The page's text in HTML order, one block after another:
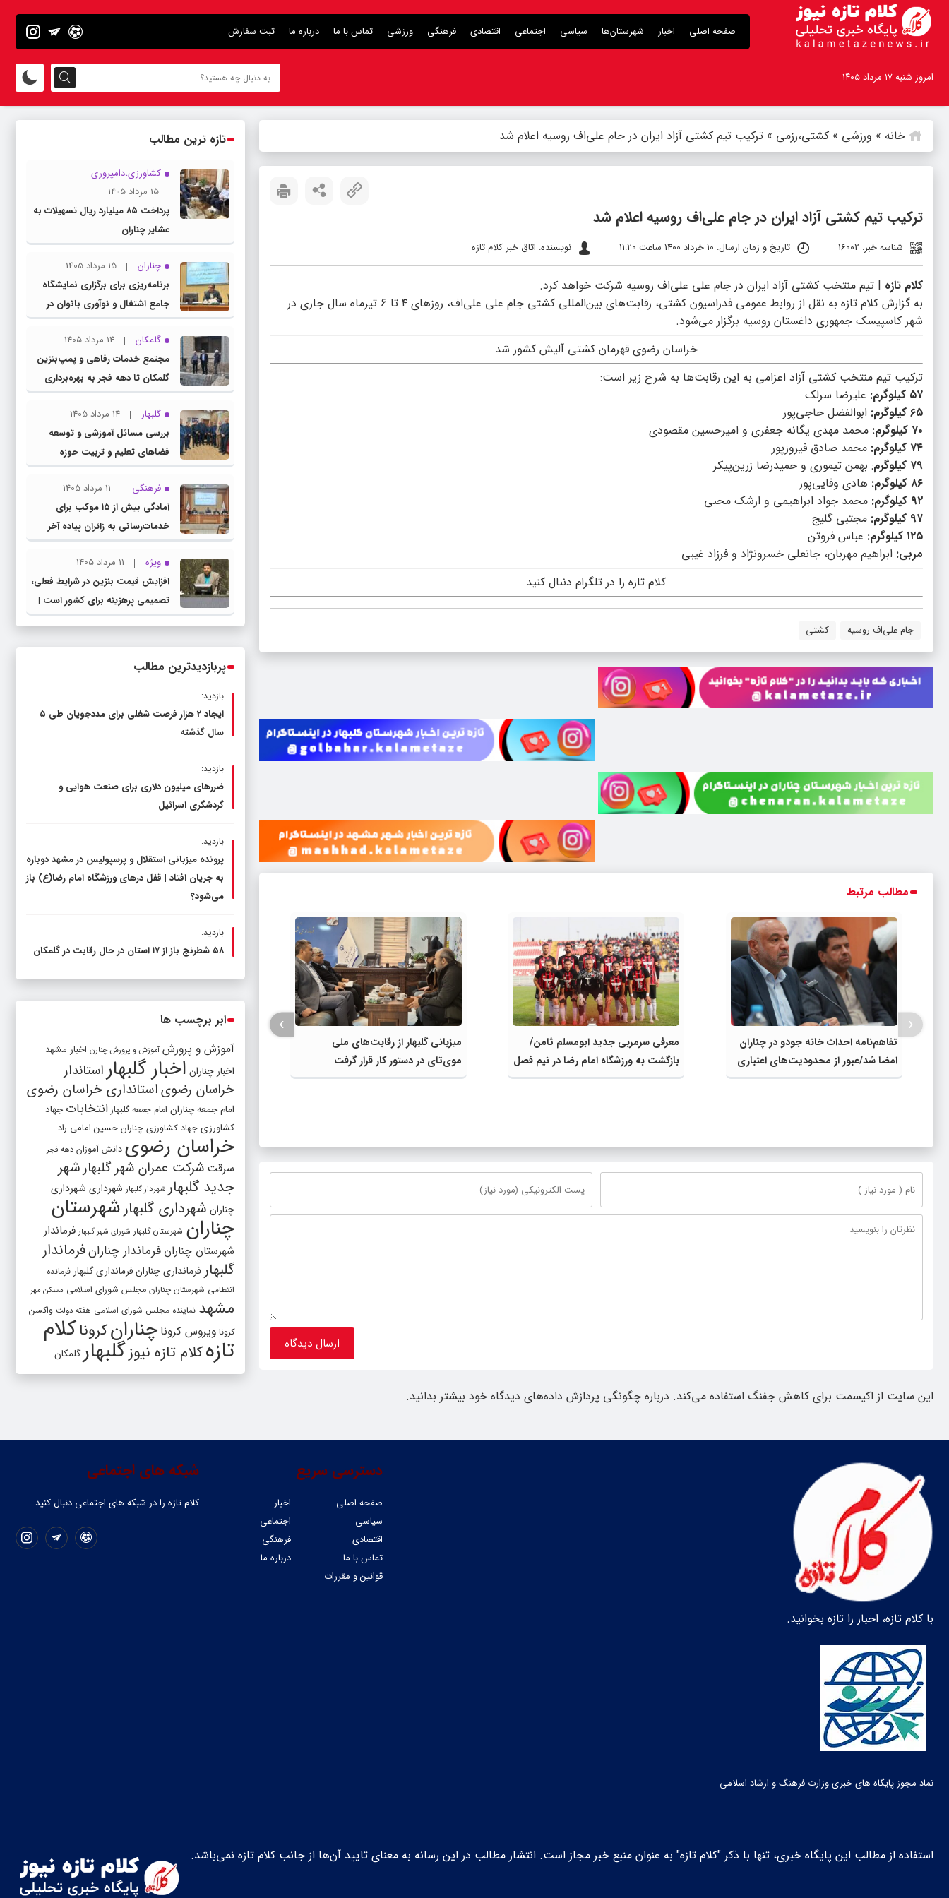
صفحه اصلی اخبار شهرستان‌ها سیاسی اجتماعی اقتصادی فرهنگی ورزشی تماس با ما درباره ما ثبت سفارش
امروز شنبه ۱۷ مرداد ۱۴۰۵
خانه » ورزشی » کشتی،رزمی » ترکیب تیم کشتی آزاد ایران در جام علی‌اف روسیه اعلام شد
ترکیب تیم کشتی آزاد ایران در جام علی‌اف روسیه اعلام شد
شناسه خبر: 16002 تاریخ و زمان ارسال: 10 خرداد 1400 ساعت 11:20 نویسنده: اتاق خبر کلام تازه
کلام تازه | تیم منتخب کشتی آزاد ایران در جام علی علی‌اف روسیه شرکت خواهد کرد.
به گزارش کلام تازه به نقل از روابط عمومی فدراسیون کشتی، رقابت‌های بین‌المللی کشتی جام علی علی‌اف، روزهای ۴ تا ۶ تیرماه سال جاری در
شهر کاسپیسک جمهوری داغستان روسیه برگزار می‌شود.
خراسان رضوی قهرمان کشتی آلیش کشور شد
ترکیب تیم منتخب کشتی آزاد اعزامی به این رقابت‌ها به شرح زیر است:
۵۷ کیلوگرم:
علیرضا سرلک
۶۵ کیلوگرم:
ابوالفضل حاجی‌پور
۷۰ کیلوگرم:
محمد مهدی یگانه جعفری و امیرحسین مقصودی
۷۴ کیلوگرم:
محمد صادق فیروزپور
۷۹ کیلوگرم
: بهمن تیموری و حمیدرضا زرین‌پیکر
۸۶ کیلوگرم:
هادی وفایی‌پور
۹۲ کیلوگرم:
محمد جواد ابراهیمی و ارشک محبی
۹۷ کیلوگرم:
مجتبی گلیج
۱۲۵ کیلوگرم:
عباس فروتن
مربی: ابراهیم مهربان، جانعلی خسرونژاد و فرزاد غیبی
کلام تازه را در تلگرام دنبال کنید
جام علی‌اف روسیه کشتی
مطالب مرتبط
تفاهم‌نامه احداث خانه جودو در چناران
امضا شد/عبور از محدودیت‌های اعتباری
وزارت ورزش و جوانان
معرفی سرمربی جدید ابومسلم ثامن/
بازگشت به ورزشگاه امام رضا در نیم فصل
میزبانی گلبهار از رقابت‌های ملی
موی‌تای در دستور کار قرار گرفت
احمد میرزاپور برای سومین بار پهلوان
ایران شد
‹
›
این سایت از اکیسمت برای کاهش جفنگ استفاده می‌کند. درباره چگونگی پردازش داده‌های دیدگاه خود بیشتر بدانید.
تازه ترین مطالب
کشاورزی،دامپروری
15 مرداد 1405
پرداخت ۸۵ میلیارد ریال تسهیلات به
عشایر چناران
چناران
15 مرداد 1405
برنامه‌ریزی برای برگزاری نمایشگاه
جامع اشتغال و نوآوری بانوان در
چناران
گلمکان
14 مرداد 1405
مجتمع خدمات رفاهی و پمپ‌بنزین
گلمکان تا دهه فجر به بهره‌برداری
می‌رسد
گلبهار
14 مرداد 1405
بررسی مسائل آموزشی و توسعه
فضاهای تعلیم و تربیت حوزه
انتخابیه در نشست مشترک عضو
کمیسیون آموزش مجلس با مدیرکل
آموزش و پرورش خراسان رضوی
فرهنگی
11 مرداد 1405
آمادگی بیش از ۱۵ موکب برای
خدمات‌رسانی به زائران پیاده آخر
صفر در شهرستان چناران
ویژه
11 مرداد 1405
افزایش قیمت بنزین در شرایط فعلی،
تصمیمی پرهزینه برای کشور است |
دولت، قاچاق سوخت و عوامل اصلی
پربازدیدترین مطالب
بازدید:
ایجاد 2 هزار فرصت شغلی برای مددجویان طی ۵
سال گذشته
بازدید:
ضررهای میلیون دلاری برای صنعت هوایی و
گردشگری اسرائیل
بازدید:
پرونده میزبانی استقلال و پرسپولیس در مشهد دوباره
به جریان افتاد | قفل در‌های ورزشگاه امام رضا(ع) باز
می‌شود؟
بازدید:
۵۸ شطرنج‌ باز از ۱۷ استان در حال رقابت در گلمکان
ابر برچسب ها
آموزش و پرورش آموزش و پرورش چنارن اخبار مشهد
اخبار چناران اخبار گلبهار استاندار
خراسان رضویاستانداری خراسان رضوی
امام جمعه چناران امام جمعه گلبهار انتخابات جهاد
کشاورزی جهاد کشاورزی چناران حسین امامی راد
خراسان رضوی دانش آموزان دهه فجر
سرقت شرکت عمران شهر گلبهارشهر
جدید گلبهار شهردار گلبهار شهرداری شهرداری
چناران شهرداری گلبهار شهرستان
چناران شهرستان گلبهار شورای شهر گلبهار فرماندار
شهرستان چناران فرماندار چنارانفرماندار
گلبهار فرمانداری چنارانفرمانداری گلبهار فرمانده
انتظامی شهرستان چناران مجلس شورای اسلامی مسکن مهر
مشهد نماینده مجلس شورای اسلامی هفته دولت واکسن
کرونا ویروس کرونا چنارانکروناکلام
تازهکلام تازه نیوزگلبهارگلمکان
با کلام تازه، اخبار را تازه بخوانید.
نماد مجوز پایگاه های خبری وزارت فرهنگ و ارشاد اسلامی
شبکه های اجتماعی
کلام تازه را در شبکه ‌های اجتماعی دنبال کنید.
دسترسی سریع
صفحه اصلی
اخبار
سیاسی
اجتماعی
اقتصادی
فرهنگی
تماس با ما
درباره ما
قوانین و مقررات
استفاده از مطالب این پایگاه خبری، تنها با ذکر "کلام تازه" به عنوان منبع خبر مجاز است. انتشار مطالب در این رسانه به معنای تایید آن‌ها از جانب کلام تازه نمی‌باشد.